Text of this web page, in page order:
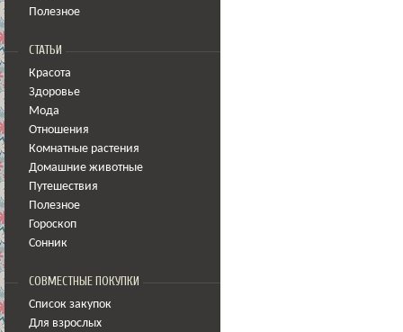
Полезное
СТАТЬИ
Красота
Здоровье
Мода
Отношения
Комнатные растения
Домашние животные
Путешествия
Полезное
Гороскоп
Сонник
СОВМЕСТНЫЕ ПОКУПКИ
Список закупок
Для взрослых